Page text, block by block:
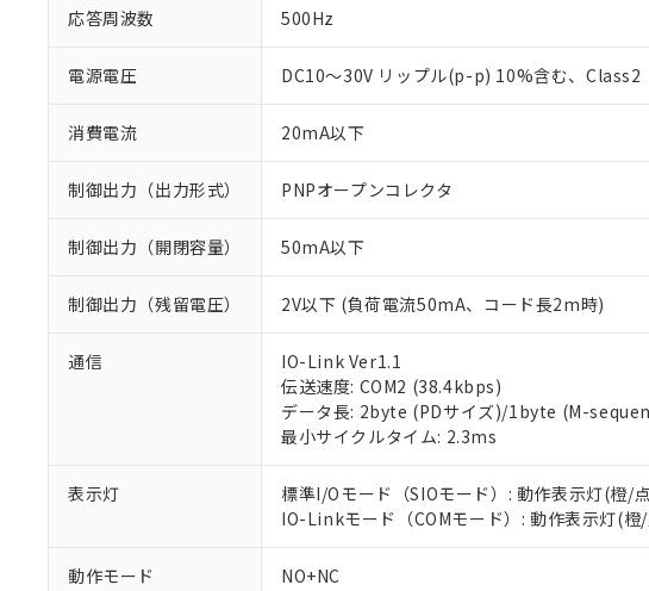
応答周波数 500Hz
電源電圧 DC10～30V リップル(p-p) 10%含む、Class2
消費電流 20mA以下
制御出力（出力形式） PNPオープンコレクタ
制御出力（開閉容量） 50mA以下
制御出力（残留電圧） 2V以下 (負荷電流50mA、コード長2m時)
通信
IO-Link Ver1.1
伝送速度: COM2 (38.4kbps)
データ長: 2byte (PDサイズ)/1byte (M-
最小サイクルタイム: 2.3ms
表示灯
標準I/Oモード（SIOモード）: 動作表示灯(橙/
IO-Linkモード（COMモード）: 動作表示灯(
動作モード NO+NC
ご利用条件
※1 対応状況
対応済み：EU RoHS指令（
対応予定：EU RoHS指令（10物
非該当品：ライセンス料など無
仕入先様の事情により、非含有
があります。
※1 中国RoHS○×表